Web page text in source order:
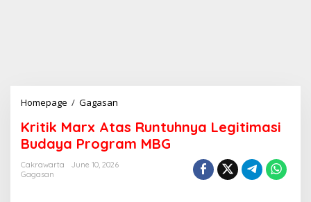
Homepage / Gagasan
i
t
i
k
Kritik Marx Atas Runtuhnya Legitimasi
Budaya Program MBG
Cakrawarta
June 10, 2026
Gagasan